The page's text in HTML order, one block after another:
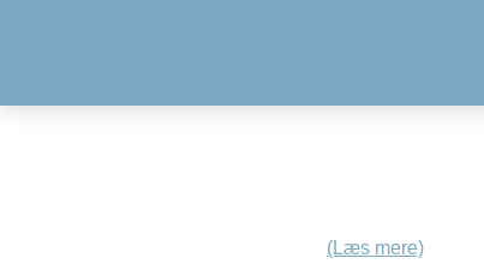
(Læs mere)